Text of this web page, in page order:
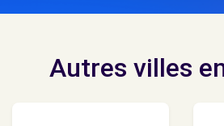
Autres villes